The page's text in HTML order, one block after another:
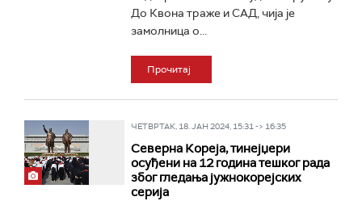
До Квона траже и САД, чија је
замолница о...
Прочитај
ЧЕТВРТАК, 18. ЈАН 2024, 15:31 -> 16:35
Северна Кореја, тинејџери
осуђени на 12 година тешког рада
због гледања јужнокорејских
серија